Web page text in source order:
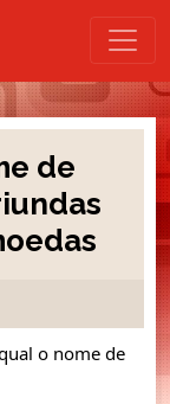
de
o nome de